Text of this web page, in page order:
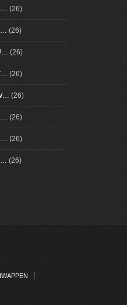
(26)
(26)
(26)
(26)
(26)
(26)
(26)
(26)